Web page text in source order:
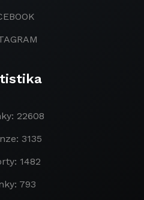
22608
3135
1482
793